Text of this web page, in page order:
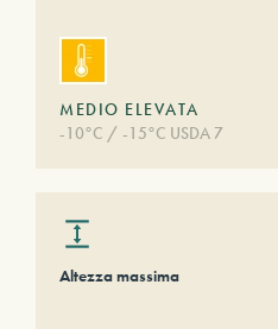
MEDIO ELEVATA
-10°C / -15°C USDA 7
Altezza massima